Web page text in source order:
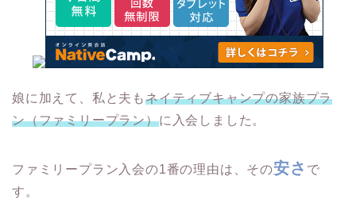
娘に加えて、私と夫もネイティブキャンプの家族プラ
ン（ファミリープラン）に入会しました。
ファミリープラン入会の1番の理由は、その安さ で
す。